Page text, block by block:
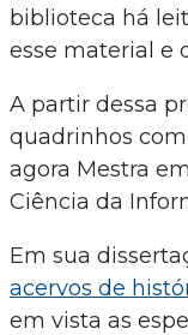
biblioteca há
esse material e
A partir dessa
quadrinhos
agora Mestra
Ciência da
Em sua
acervos de
em vista as